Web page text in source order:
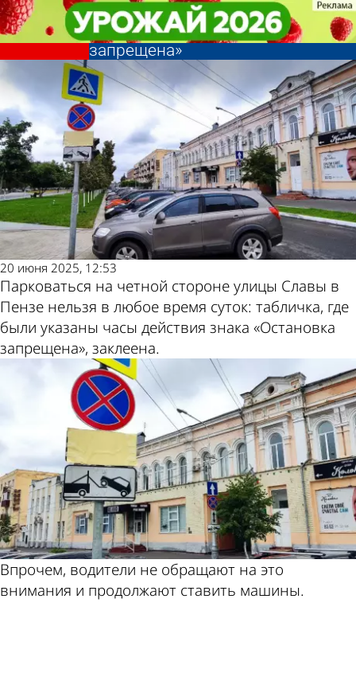
На улице Славы заклеено время
действия знака «Остановка
запрещена»
Из жизни
20 июня 2025, 12:53
Парковаться на четной стороне улицы Славы в
Пензе нельзя в любое время суток: табличка, где
были указаны часы действия знака «Остановка
запрещена», заклеена.
Впрочем, водители не обращают на это
внимания и продолжают ставить машины.
На улице Славы заклеено время
действия знака «Остановка
запрещена»
Из жизни
Другие новости
по теме
Погода и курсы
валют в Пензе